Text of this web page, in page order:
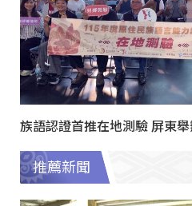
族語認證首推在地測驗 屏東
推薦新聞